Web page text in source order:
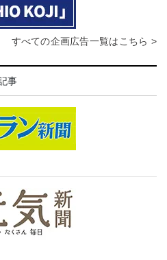
すべての企画広告一覧はこちら >
事